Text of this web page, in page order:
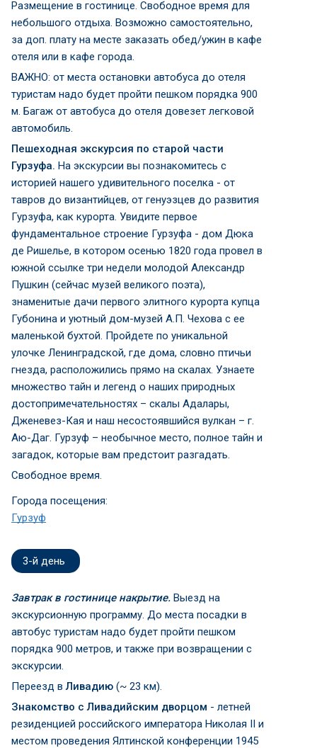
Размещение в гостинице. Свободное время для
небольшого отдыха. Возможно самостоятельно,
за доп. плату на месте заказать обед/ужин в кафе
отеля или в кафе города.
ВАЖНО: от места остановки автобуса до отеля
туристам надо будет пройти пешком порядка 900
м. Багаж от автобуса до отеля довезет легковой
автомобиль.
Пешеходная экскурсия по старой части
Гурзуфа. На экскурсии вы познакомитесь с
историей нашего удивительного поселка - от
тавров до византийцев, от генуэзцев до развития
Гурзуфа, как курорта. Увидите первое
фундаментальное строение Гурзуфа - дом Дюка
де Ришелье, в котором осенью 1820 года провел в
южной ссылке три недели молодой Александр
Пушкин (сейчас музей великого поэта),
знаменитые дачи первого элитного курорта купца
Губонина и уютный дом-музей А.П. Чехова с ее
маленькой бухтой. Пройдете по уникальной
улочке Ленинградской, где дома, словно птичьи
гнезда, расположились прямо на скалах. Узнаете
множество тайн и легенд о наших природных
достопримечательностях – скалы Адалары,
Дженевез-Кая и наш несостоявшийся вулкан – г.
Аю-Даг. Гурзуф – необычное место, полное тайн и
загадок, которые вам предстоит разгадать.
Свободное время.
Города посещения:
Гурзуф
3-й день
Завтрак в гостинице накрытие. Выезд на
экскурсионную программу. До места посадки в
автобус туристам надо будет пройти пешком
порядка 900 метров, и также при возвращении с
экскурсии.
Переезд вЛивадию (~ 23 км).
Знакомство с Ливадийским дворцом - летней
резиденцией российского императора Николая II и
местом проведения Ялтинской конференции 1945